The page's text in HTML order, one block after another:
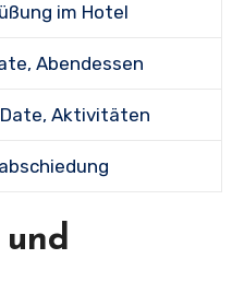
im Hotel
Abendessen
Aktivitäten